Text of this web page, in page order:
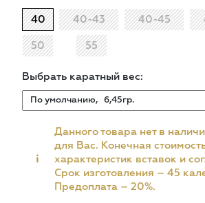
40 40-43 40-45
50 55
Выбрать каратный вес:
i
Данного товара нет в
для Вас. Конечная
характеристик вставок и
Срок изготовления – 45
Предоплата – 20%.